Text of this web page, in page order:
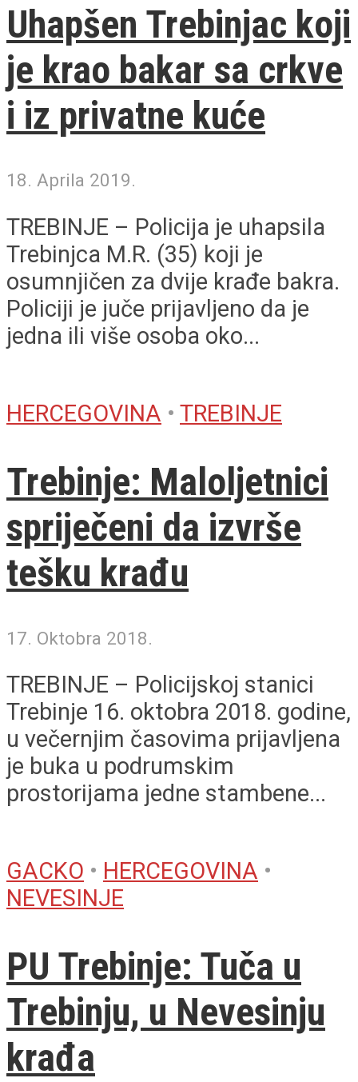
Uhapšen Trebinjac koji
je krao bakar sa crkve
i iz privatne kuće
18. Aprila 2019.
TREBINJE – Policija je uhapsila
Trebinjca M.R. (35) koji je
osumnjičen za dvije krađe bakra.
Policiji je juče prijavljeno da je
jedna ili više osoba oko...
HERCEGOVINA • TREBINJE
Trebinje: Maloljetnici
spriječeni da izvrše
tešku krađu
17. Oktobra 2018.
TREBINJE – Policijskoj stanici
Trebinje 16. oktobra 2018. godine,
u večernjim časovima prijavljena
je buka u podrumskim
prostorijama jedne stambene...
GACKO • HERCEGOVINA •
NEVESINJE
PU Trebinje: Tuča u
Trebinju, u Nevesinju
krađa